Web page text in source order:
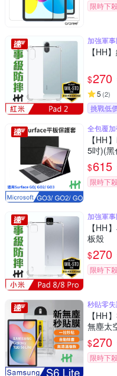
限時下
加強軍
【HH
$270
5 (2)
挑戰低
全包覆
【HH
5吋)(黑
$615
限時下
加強軍
【HH
板殼
$270
限時下
秒貼零
【HH
無塵太
$270
限時下